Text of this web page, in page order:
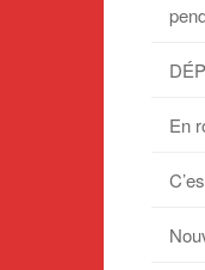
En